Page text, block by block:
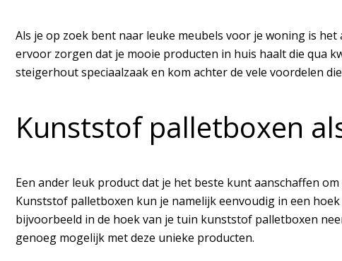
Als je op zoek bent naar leuke meubels voor je woning is
ervoor zorgen dat je mooie producten in huis haalt die qua
steigerhout speciaalzaak en kom achter de vele voordelen
Kunststof palletboxen
Een ander leuk product dat je het beste kunt aanschaffen
Kunststof palletboxen kun je namelijk eenvoudig in een
bijvoorbeeld in de hoek van je tuin kunststof palletboxen
genoeg mogelijk met deze unieke producten.